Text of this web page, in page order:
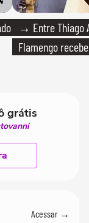
→ Entre Thiago
Flamengo
grátis
Acessar →